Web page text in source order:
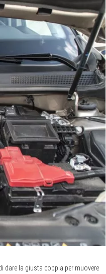
dare la giusta coppia per muovere